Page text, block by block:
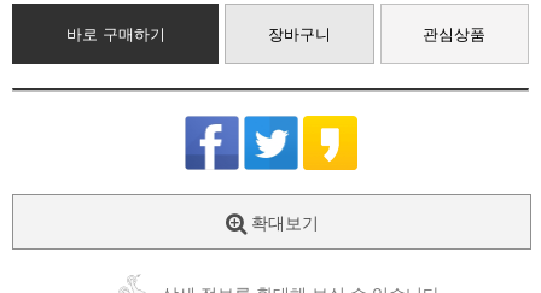
바로 구매하기 장바구니 관심상품
확대보기